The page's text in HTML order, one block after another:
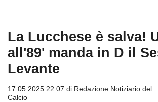
La Lucchese è salva!
all'89' manda in D il
Levante
17.05.2025 22:07 di Redazione Notiziario del
Calcio